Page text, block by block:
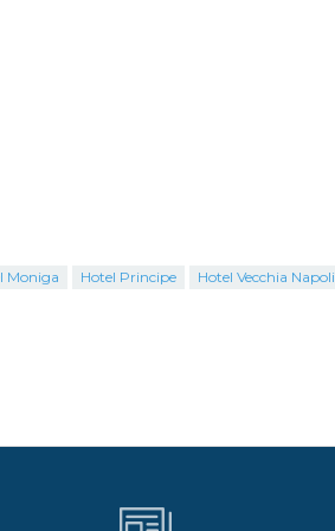
Moniga Hotel Principe
Hotel Vecchia Napoli